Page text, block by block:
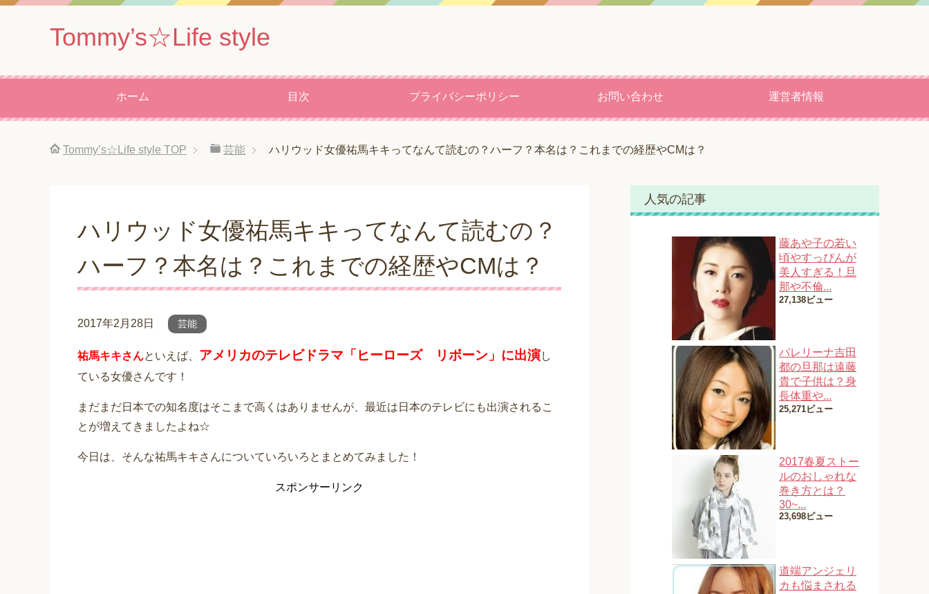
Tommy’s☆Life style
ホーム 目次 プライバシーポリシー お問い合わせ 運営者情報
Tommy’s☆Life style TOP 芸能 ハリウッド女優祐馬キキってなんて読むの？ハーフ？本名は？これまでの経歴やCMは？
ハリウッド女優祐馬キキってなんて読むの？
ハーフ？本名は？これまでの経歴やCMは？
2017年2月28日 芸能
祐馬キキさんといえば、 アメリカのテレビドラマ「ヒーローズ リボーン」に出演し
ている女優さんです！
まだまだ日本での知名度はそこまで高くはありませんが、最近は日本のテレビにも出演されるこ
とが増えてきましたよね☆
今日は、そんな祐馬キキさんについていろいろとまとめてみました！
スポンサーリンク
人気の記事
藤あや子の若い
頃やすっぴんが
美人すぎる！旦
那や不倫...
27,138ビュー
バレリーナ吉田
都の旦那は遠藤
貴で子供は？身
長体重や...
25,271ビュー
2017春夏ストー
ルのおしゃれな
巻き方とは？
30~...
23,698ビュー
道端アンジェリ
カも悩まされる